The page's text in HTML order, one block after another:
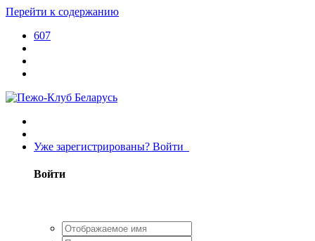
Перейти к содержанию
607
Уже зарегистрированы? Войти
Войти